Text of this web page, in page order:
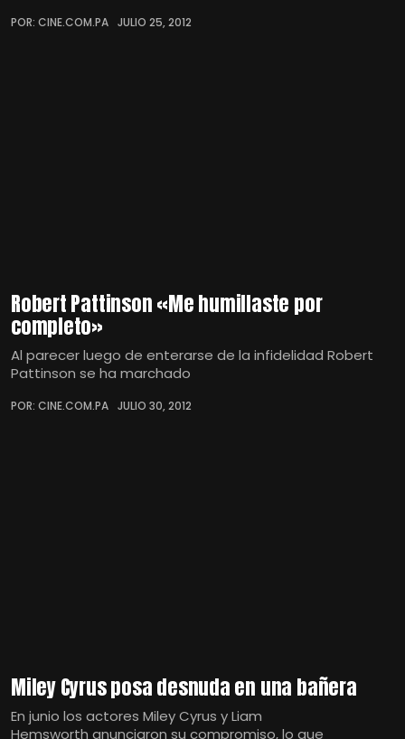
POR: CINE.COM.PA JULIO 25, 2012
Robert Pattinson «Me humillaste por
completo»
Al parecer luego de enterarse de la infidelidad Robert
Pattinson se ha marchado
POR: CINE.COM.PA JULIO 30, 2012
Miley Cyrus posa desnuda en una bañera
En junio los actores Miley Cyrus y Liam
Hemsworth anunciaron su compromiso, lo que